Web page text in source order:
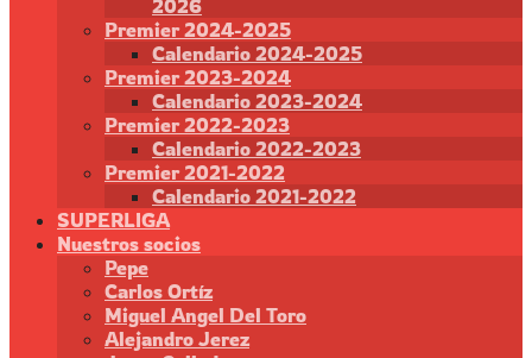
2026
Premier 2024-2025
Calendario 2024-2025
Premier 2023-2024
Calendario 2023-2024
Premier 2022-2023
Calendario 2022-2023
Premier 2021-2022
Calendario 2021-2022
SUPERLIGA
Nuestros socios
Pepe
Carlos Ortíz
Miguel Angel Del Toro
Alejandro Jerez